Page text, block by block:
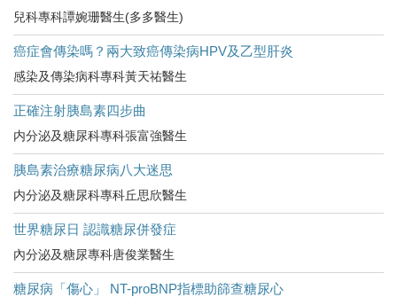
兒科專科譚婉珊醫生(多多醫生)
癌症會傳染嗎？兩大致癌傳染病HPV及乙型肝炎
感染及傳染病科專科黃天祐醫生
正確注射胰島素四步曲
内分泌及糖尿科專科張富強醫生
胰島素治療糖尿病八大迷思
内分泌及糖尿科專科丘思欣醫生
世界糖尿日 認識糖尿併發症
內分泌及糖尿專科唐俊業醫生
糖尿病「傷心」 NT-proBNP指標助篩查糖尿心